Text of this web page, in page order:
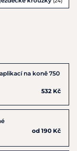
na koně 750
532 Kč
od 190 Kč